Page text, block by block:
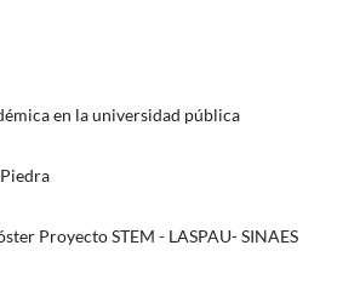
en la universidad pública
Proyecto STEM - LASPAU- SINAES